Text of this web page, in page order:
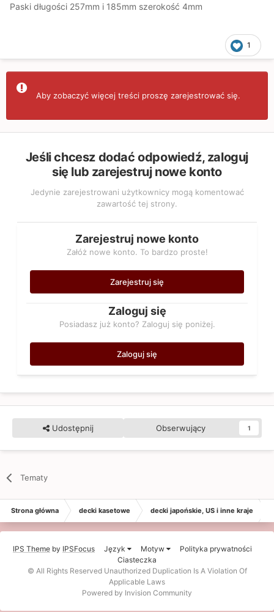
Paski długości 257mm i 185mm szerokość 4mm
1
Aby zobaczyć więcej treści proszę zarejestrować się.
Jeśli chcesz dodać odpowiedź, zaloguj
się lub zarejestruj nowe konto
Jedynie zarejestrowani użytkownicy mogą komentować
zawartość tej strony.
Zarejestruj nowe konto
Załóż nowe konto. To bardzo proste!
Zarejestruj się
Zaloguj się
Posiadasz już konto? Zaloguj się poniżej.
Zaloguj się
Udostępnij Obserwujący 1
Tematy
Strona główna decki kasetowe decki japońskie, US i inne kraje
IPS Theme by IPSFocus Język Motyw
Polityka prywatności
Ciasteczka
© All Rights Reserved Unauthorized Duplication Is A Violation Of
Applicable Laws
Powered by Invision Community